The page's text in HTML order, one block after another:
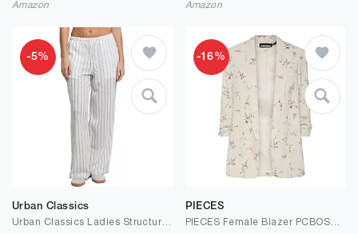
Amazon Amazon
-5%
Urban Classics
Urban Classics Ladies Structured Striped Relaxed Fit Pants
-16%
PIECES
PIECES Female Blazer PCBOSELLA 3/4-ARM Print